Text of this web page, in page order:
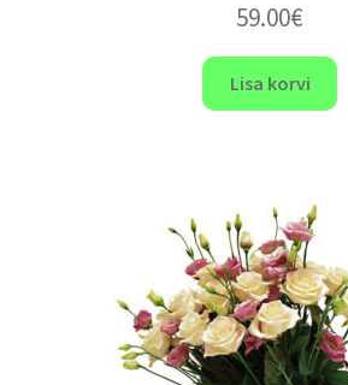
59.00€
Lisa korvi